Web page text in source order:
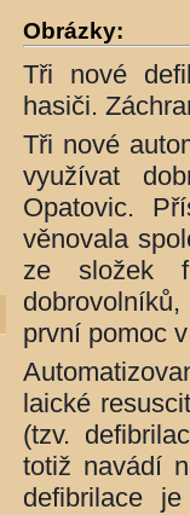
Obrázky:
Tři nové
hasiči.
Tři nové
využívat
Opatovic.
věnovala
ze složek
první pomoc
laické
(tzv.
totiž navádí
defibrilace